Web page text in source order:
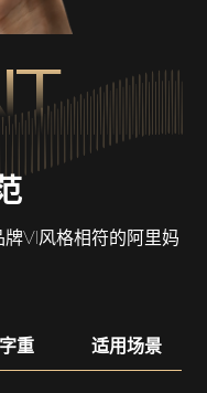
VI风格相符的阿里妈
字重 适用场景